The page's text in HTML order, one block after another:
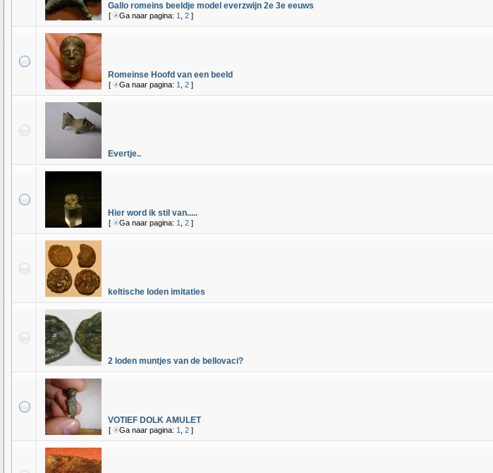
Gallo romeins beeldje model everzwijn 2e 3e eeuws
[ Ga naar pagina: 1 2 ]
Romeinse Hoofd van een beeld
[ Ga naar pagina: 1 2 ]
Evertje..
Hier word ik stil van.....
[ Ga naar pagina: 1 2 ]
keltische loden imitaties
2 loden muntjes van de bellovaci?
VOTIEF DOLK AMULET
[ Ga naar pagina: 1 2 ]